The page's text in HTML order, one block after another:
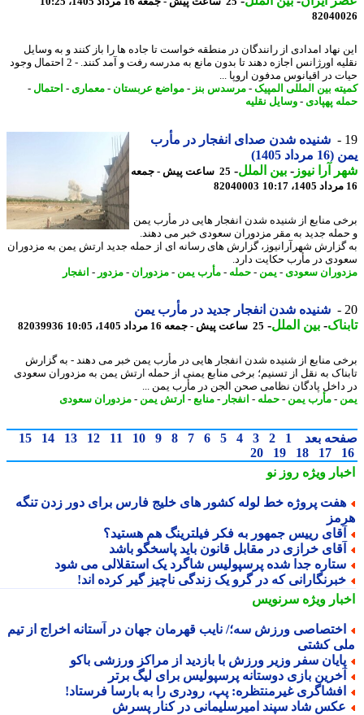
نهاد امدادی از رانندگان در منطقه خواست تا جاده ها را باز کنند و به وسایل
نقلیه اورژانس اجازه دهند تا بدون مانع به مدرسه رفت و آمد کنند. - 2 احتمال وجود
در اقیانوس مدفون اروپا ...
بین المللی المپیک-مرسدس بنز- مواضع عربستان-معماری- احتمال-
پهپادی-وسایل نقلیه
شنیده شدن صدای انفجار در مأرب
1405)
آرا نیوز-بین الملل-
25 ساعت پیش - جمعه
82040003
منابع از شنیده شدن انفجار هایی در مأرب یمن
جدید به مقر مزدوران سعودی خبر می دهند.
شهرآرانیوز، گزارش های رسانه ای از حمله جدید ارتش یمن به مزدوران
در مأرب حکایت دارد.
سعودی-یمن -حمله-مأرب یمن -مزدوران- مزدور-انفجار
شنیده شدن انفجار جدید در مأرب یمن
-بین الملل-25 ساعت پیش - جمعه 16 مرداد 1405، 10:05 82039936
منابع از شنیده شدن انفجار هایی در مأرب یمن خبر می دهند - به گزارش
به نقل از تسنیم؛ برخی منابع یمنی از حمله ارتش یمن به مزدوران سعودی
پادگان نظامی صحن الجن در مأرب یمن ...
-مأرب یمن -حمله-انفجار-منابع-ارتش یمن -مزدوران سعودی
بعد 1
2
3
4
5
6
7
8
9
10
11
12
13
14
15
17
18
19
20
ویژهروز نو
پروژه خط لوله کشور های خلیج فارس برای دور زدن تنگه
رییس جمهور به فکر فیلترینگ هم هستید؟
خرازی در مقابل قانون باید پاسخگو باشد
جدا شده پرسپولیس شاگرد یک استقلالی می شود
که در گرو یک زندگی ناچیز گیر کرده اند!
ویژهسرنویس
ورزش سه؛/ نایب قهرمان جهان در آستانه اخراج از تیم
کشتی
سفر وزیر ورزش با بازدید از مراکز ورزشی باکو
بازی دوستانه پرسپولیس برای لیگ برتر
غیرمنتظره: پپ، رودری را به بارسا فرستاد!
شاد سپند امیرسلیمانی در کنار پسرش